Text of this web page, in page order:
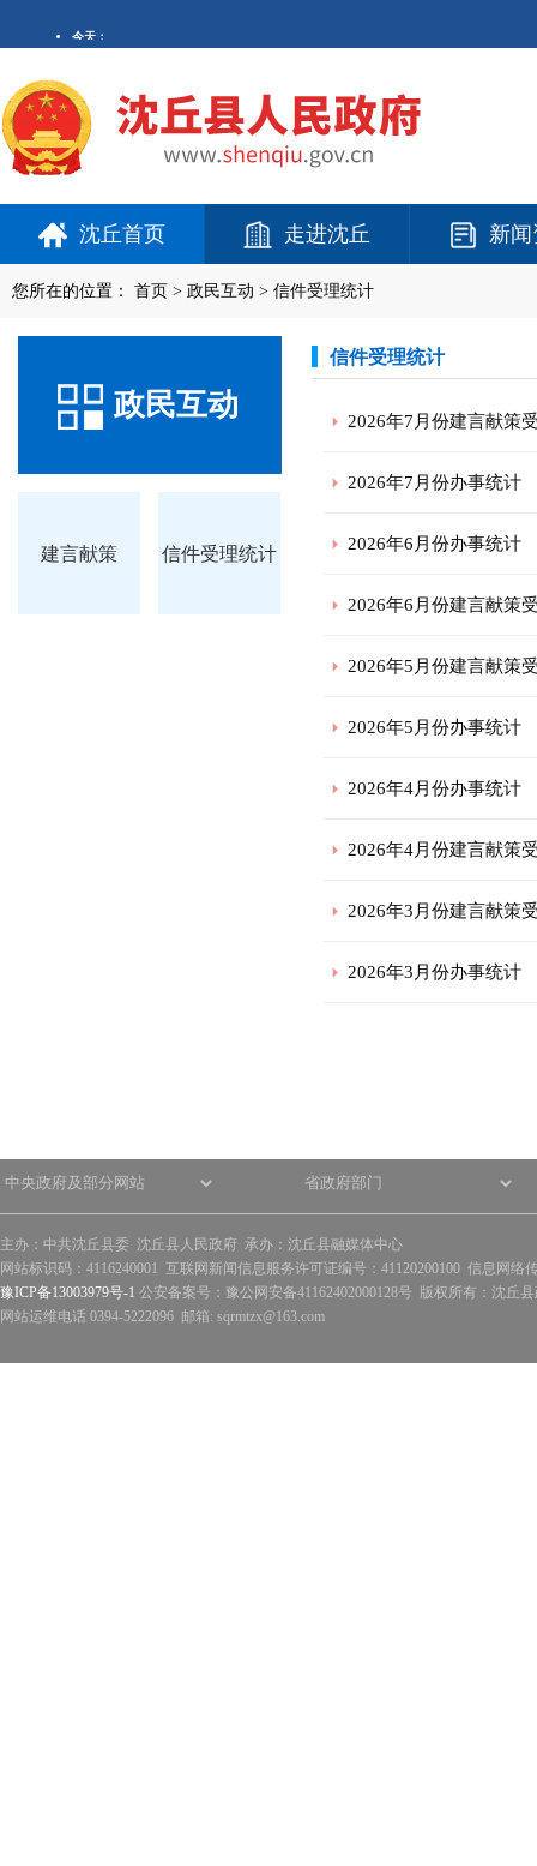
沈丘首页 走进沈丘 新
您所在的位置： 首页 > 政民互动 > 信件受理统计
政民互动
建言献策 信件受理统计
信件受理统计
2026年7月份建言献策
2026年7月份办事统计
2026年6月份办事统计
2026年6月份建言献策
2026年5月份建言献策
2026年5月份办事统计
2026年4月份办事统计
2026年4月份建言献策
2026年3月份建言献策
2026年3月份办事统计
主办：中共沈丘县委 沈丘县人民政府 承办：沈丘县融媒体中心
网站标识码：4116240001 互联网新闻信息服务许可证编号：41120200100 信息网络
豫ICP备13003979号-1 公安备案号：豫公网安备41162402000128号 版权所有：沈丘
网站运维电话 0394-5222096 邮箱: sqrmtzx@163.com